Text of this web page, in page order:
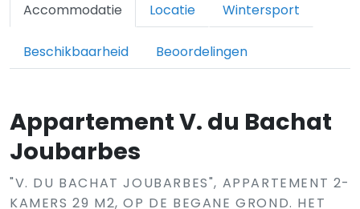
Accommodatie Locatie Wintersport
Beschikbaarheid Beoordelingen
Appartement V. du Bachat
Joubarbes
"V. DU BACHAT JOUBARBES", APPARTEMENT 2-
KAMERS 29 M2, OP DE BEGANE GROND. HET